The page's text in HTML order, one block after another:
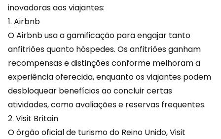
inovadoras aos viajantes:
1. Airbnb
O Airbnb usa a gamificação para engajar tanto
anfitriões quanto hóspedes. Os anfitriões ganham
recompensase distinções conforme melhoram a
experiência oferecida, enquanto os viajantes podem
desbloquear benefícios ao concluir certas
atividades, como avaliações e reservas frequentes.
2. Visit Britain
O órgão oficial de turismo do Reino Unido, Visit